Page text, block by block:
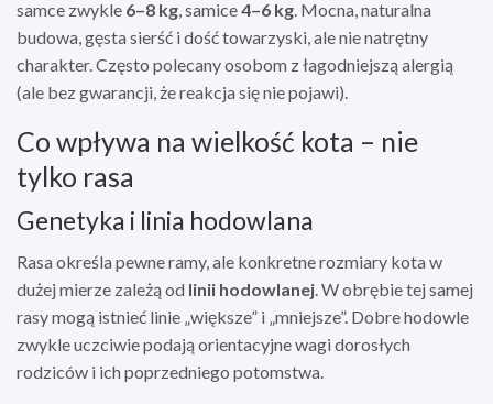
samce zwykle 6–8 kg, samice4–6 kg. Mocna, naturalna
budowa, gęsta sierść i dość towarzyski, ale nie natrętny
charakter. Często polecany osobom z łagodniejszą alergią
(ale bez gwarancji, że reakcja się nie pojawi).
Co wpływa na wielkość kota – nie
tylko rasa
Genetyka i linia hodowlana
Rasa określa pewne ramy, ale konkretne rozmiary kota w
dużej mierze zależą od linii hodowlanej. W obrębie tej samej
rasy mogą istnieć linie „większe” i „mniejsze”. Dobre hodowle
zwykle uczciwie podają orientacyjne wagi dorosłych
rodziców i ich poprzedniego potomstwa.